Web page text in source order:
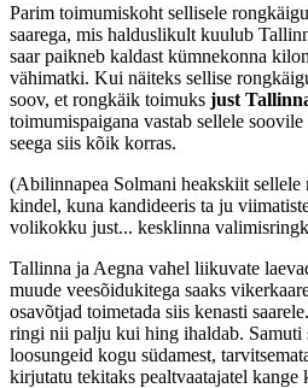
Parim toimumiskoht sellisele
saarega, mis halduslikult kuulub
saar paikneb kaldast kümnekonna
vähimatki. Kui näiteks sellise
soov, et rongkäik toimuks just
toimumispaigana vastab sellele
seega siis kõik korras.
(Abilinnapea Solmani heakskiit sellele
kindel, kuna kandideeris ta ju
volikokku just... kesklinna
Tallinna ja Aegna vahel liikuvate
muude veesõidukitega saaks
osavõtjad toimetada siis kenasti
ringi nii palju kui hing ihaldab. Samuti
loosungeid kogu südamest,
kirjutatu tekitaks pealtvaatajatel kange